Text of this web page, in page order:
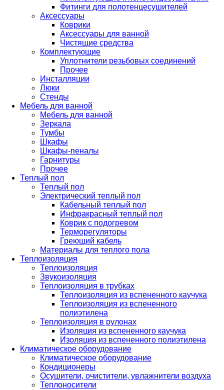
Фитинги для полотенцесушителей
Аксессуары
Коврики
Аксессуары для ванной
Чистящие средства
Комплектующие
Уплотнители резьбовых соединений
Прочее
Инсталляции
Люки
Стенды
Мебель для ванной
Мебель для ванной
Зеркала
Тумбы
Шкафы
Шкафы-пеналы
Гарнитуры
Прочее
Теплый пол
Теплый пол
Электрический теплый пол
Кабельный теплый пол
Инфракрасный теплый пол
Коврик с подогревом
Терморегуляторы
Греющий кабель
Материалы для теплого пола
Теплоизоляция
Теплоизоляция
Звукоизоляция
Теплоизоляция в трубках
Теплоизоляция из вспененного каучука
Теплоизоляция из вспененного
полиэтилена
Теплоизоляция в рулонах
Изоляция из вспененного каучука
Изоляция из вспененного полиэтилена
Климатическое оборудование
Климатическое оборудование
Кондиционеры
Осушители, очистители, увлажнители воздуха
Теплоносители